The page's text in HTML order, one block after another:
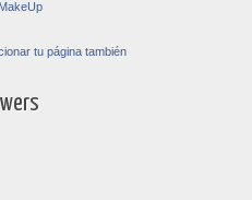
tu página también